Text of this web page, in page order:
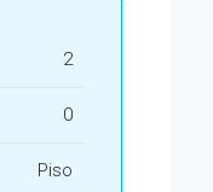
2
0
Piso